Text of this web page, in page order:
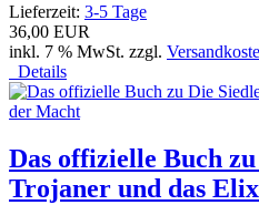
Lieferzeit: 3-5 Tage
36,00 EUR
inkl. 7 % MwSt. zzgl.
Details
Das offizielle Buch
Trojaner und das